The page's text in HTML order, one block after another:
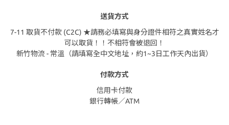
送貨方式
7-11 取貨不付款 (C2C) ★請務必填寫與身分證件相符之真實姓名才
可以取貨！！不相符會被退回！
新竹物流 - 常溫（請填寫全中文地址，約1~3日工作天內出貨）
付款方式
信用卡付款
銀行轉帳／ATM